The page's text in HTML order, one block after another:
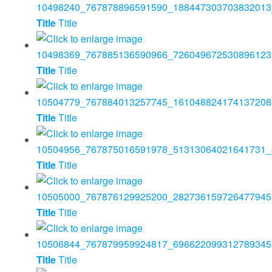
TitleTitle
TitleTitle
TitleTitle
TitleTitle
TitleTitle
TitleTitle